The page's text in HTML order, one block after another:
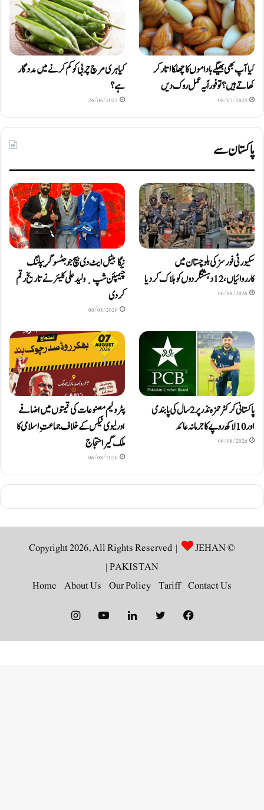
کیا آپ بھی بھیگے باداموں کا چھلکا اتار کر
کھاتے ہیں؟ تو فوراً یہ عمل روک دیں
08/07/2025
کیا ہری مرچ چربی کو کم کرنے میں مددگار
ہے؟
26/06/2025
پاکستان سے
سکیورٹی فورسز کی بلوچستان میں
کارروائیاں، 12 دہشتگردوں کو ہلاک کردیا
06/08/2026
نیگا بیٹل ایٹ دی بیچ جوجٹسو گریپلنگ
چیمپئن شپ ٜ ولید علی کلیئر نے تاریخ رقم
کر دی
06/08/2026
پاکستانی کرکٹر حمزہ نذر پر 2 سال کی پابندی
اور 10 لاکھ روپےکا جرمانہ عائد
06/08/2026
پٹرولیم مصنوعات کی قیمتوں میں اضافے
اور لیوی ٹیکس کے خلاف جماعتِ اسلامی کا
ملک گیر احتجاج
06/08/2026
© Copyright 2026, All Rights Reserved |
JEHAN
PAKISTAN
|
Contact Us
Tariff
Our Policy
About Us
Home
Facebook
Twitter
LinkedIn
YouTube
Instagram